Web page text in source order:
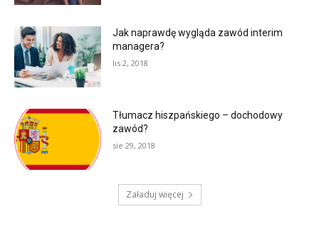
Jak naprawdę wygląda zawód interim
managera?
lis 2, 2018
Tłumacz hiszpańskiego – dochodowy
zawód?
sie 29, 2018
Załaduj więcej